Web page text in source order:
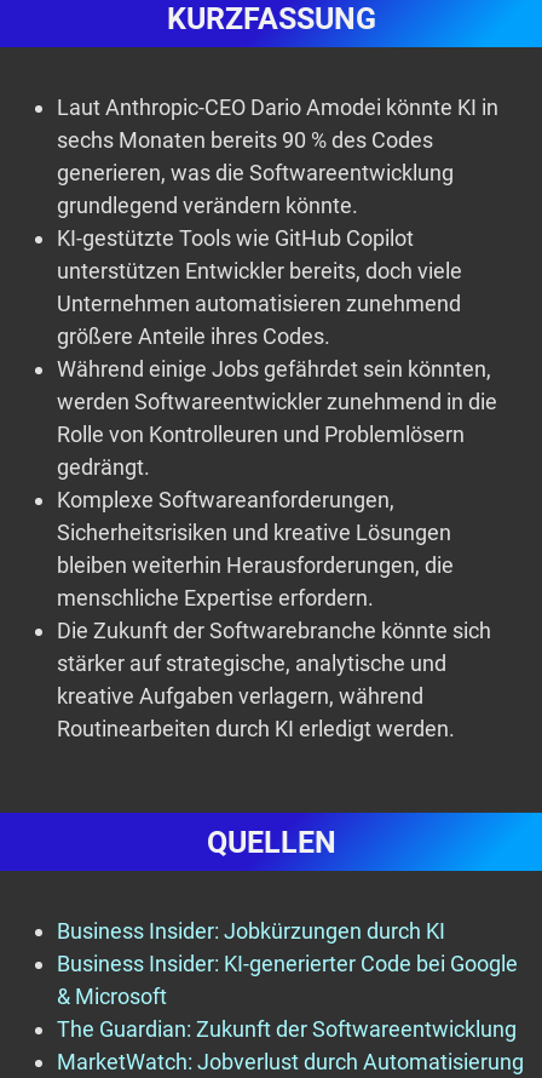
KURZFASSUNG
Laut Anthropic-CEO Dario Amodei könnte KI in
sechs Monaten bereits 90 % des Codes
generieren, was die Softwareentwicklung
grundlegend verändern könnte.
KI-gestützte Tools wie GitHub Copilot
unterstützen Entwickler bereits, doch viele
Unternehmen automatisieren zunehmend
größere Anteile ihres Codes.
Während einige Jobs gefährdet sein könnten,
werden Softwareentwickler zunehmend in die
Rolle von Kontrolleuren und Problemlösern
gedrängt.
Komplexe Softwareanforderungen,
Sicherheitsrisiken und kreative Lösungen
bleiben weiterhin Herausforderungen, die
menschliche Expertise erfordern.
Die Zukunft der Softwarebranche könnte sich
stärker auf strategische, analytische und
kreative Aufgaben verlagern, während
Routinearbeiten durch KI erledigt werden.
QUELLEN
Business Insider: Jobkürzungen durch KI
Business Insider: KI-generierter Code bei Google
& Microsoft
The Guardian: Zukunft der Softwareentwicklung
MarketWatch: Jobverlust durch Automatisierung